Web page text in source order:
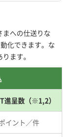
まへの仕送りな
化できます。な
ます。
進呈数（※1,2）
イント／件